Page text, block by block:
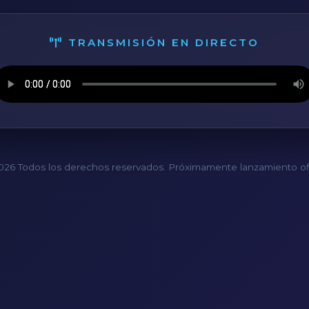
TRANSMISIÓN EN DIRECTO
Todos los derechos reservados. Próximamente lanzamiento